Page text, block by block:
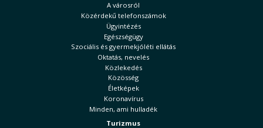
A városról
Közérdekű telefonszámok
Ügyintézés
Egészségügy
Szociális és gyermekjóléti ellátás
Oktatás, nevelés
Közlekedés
Közösség
Életképek
Koronavírus
Minden, ami hulladék
Turizmus